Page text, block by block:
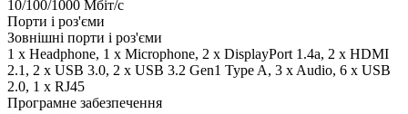
10/100/1000 Мбіт/с
Порти і роз'єми
Зовнішні порти і роз'єми
1 x Нeadphone, 1 х Microphone, 2 x DisplayPort 1.4a, 2 x HDMI
2.1, 2 x USB 3.0, 2 x USB 3.2 Gen1 Type A, 3 x Audio, 6 x USB
2.0, 1 x RJ45
Програмне забезпечення